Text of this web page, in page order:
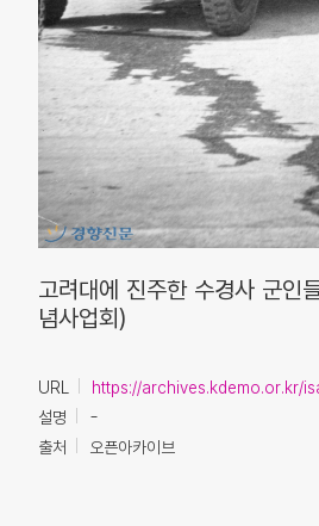
고려대에 진주한 수경사 군인
념사업회)
URL
https://archives.kdemo.or.kr/
설명
-
출처
오픈아카이브